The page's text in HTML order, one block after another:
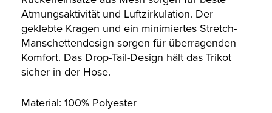
Atmungsaktivität und Luftzirkulation. Der
geklebte Kragen und ein minimiertes Stretch-
Manschettendesign sorgen für überragenden
Komfort. Das Drop-Tail-Design hält das Trikot
sicher in der Hose.
Material: 100% Polyester